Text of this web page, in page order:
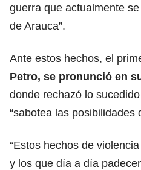
guerra que actualmente
de Arauca”.
Ante estos hechos, el
Petro, se pronunció en
donde rechazó lo
“sabotea las posibilidades
“Estos hechos de
y los que día a día